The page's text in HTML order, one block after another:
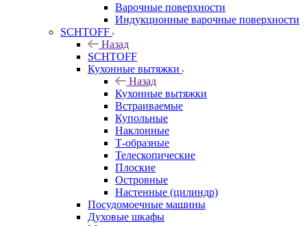
Варочные поверхности
Индукционные варочные поверхности
SCHTOFF
Назад
SCHTOFF
Кухонные вытяжки
Назад
Кухонные вытяжки
Встраиваемые
Купольные
Наклонные
Т-образные
Телескопические
Плоские
Островные
Настенные (цилиндр)
Посудомоечные машины
Духовые шкафы